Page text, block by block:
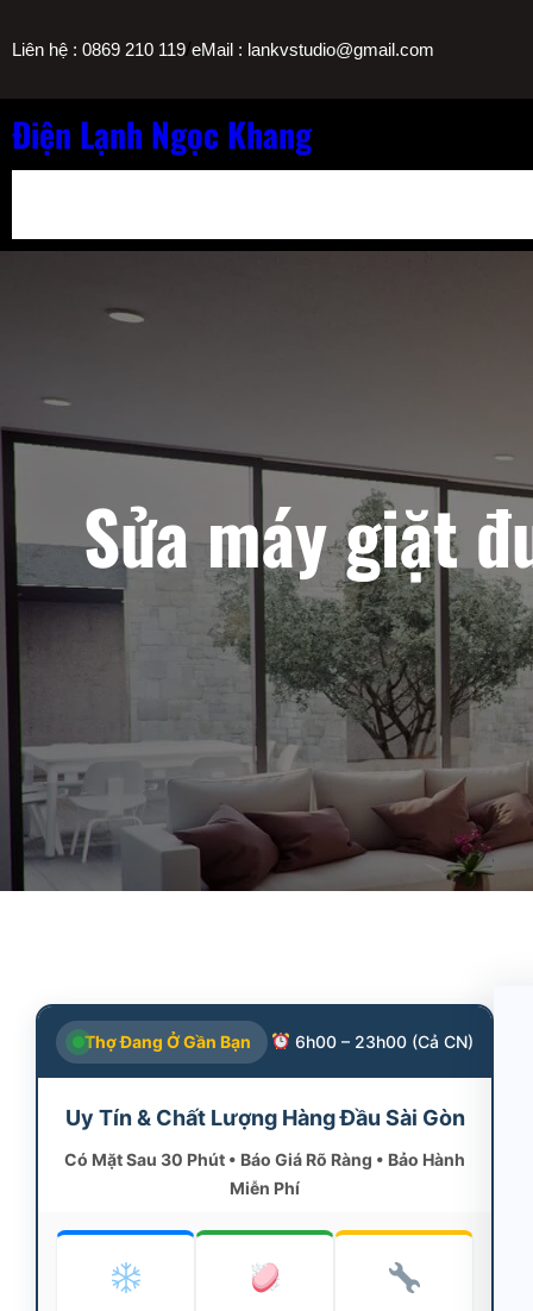
đến
nội
dung
Liên hệ : 0869 210 119/eMail : lankvstudio@gmail.com
Điện Lạnh Ngọc Khang
Sửa máy giặt
Thợ Đang Ở Gần Bạn 6h00 – 23h00 (Cả CN)
Uy Tín & Chất Lượng Hàng Đầu Sài Gòn
Có Mặt Sau 30 Phút • Báo Giá Rõ Ràng • Bảo Hành
Miễn Phí